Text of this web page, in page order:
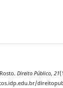
Direito Público, 21